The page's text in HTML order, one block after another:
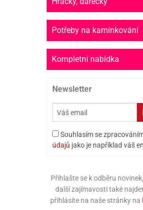
Potřeby na kamínkování
Kompletní nabídka
Newsletter
Souhlasím se
údajů jako je například váš
Přihlašte se k odběru
další zajímavosti také
přihlásíte na naše stránky na